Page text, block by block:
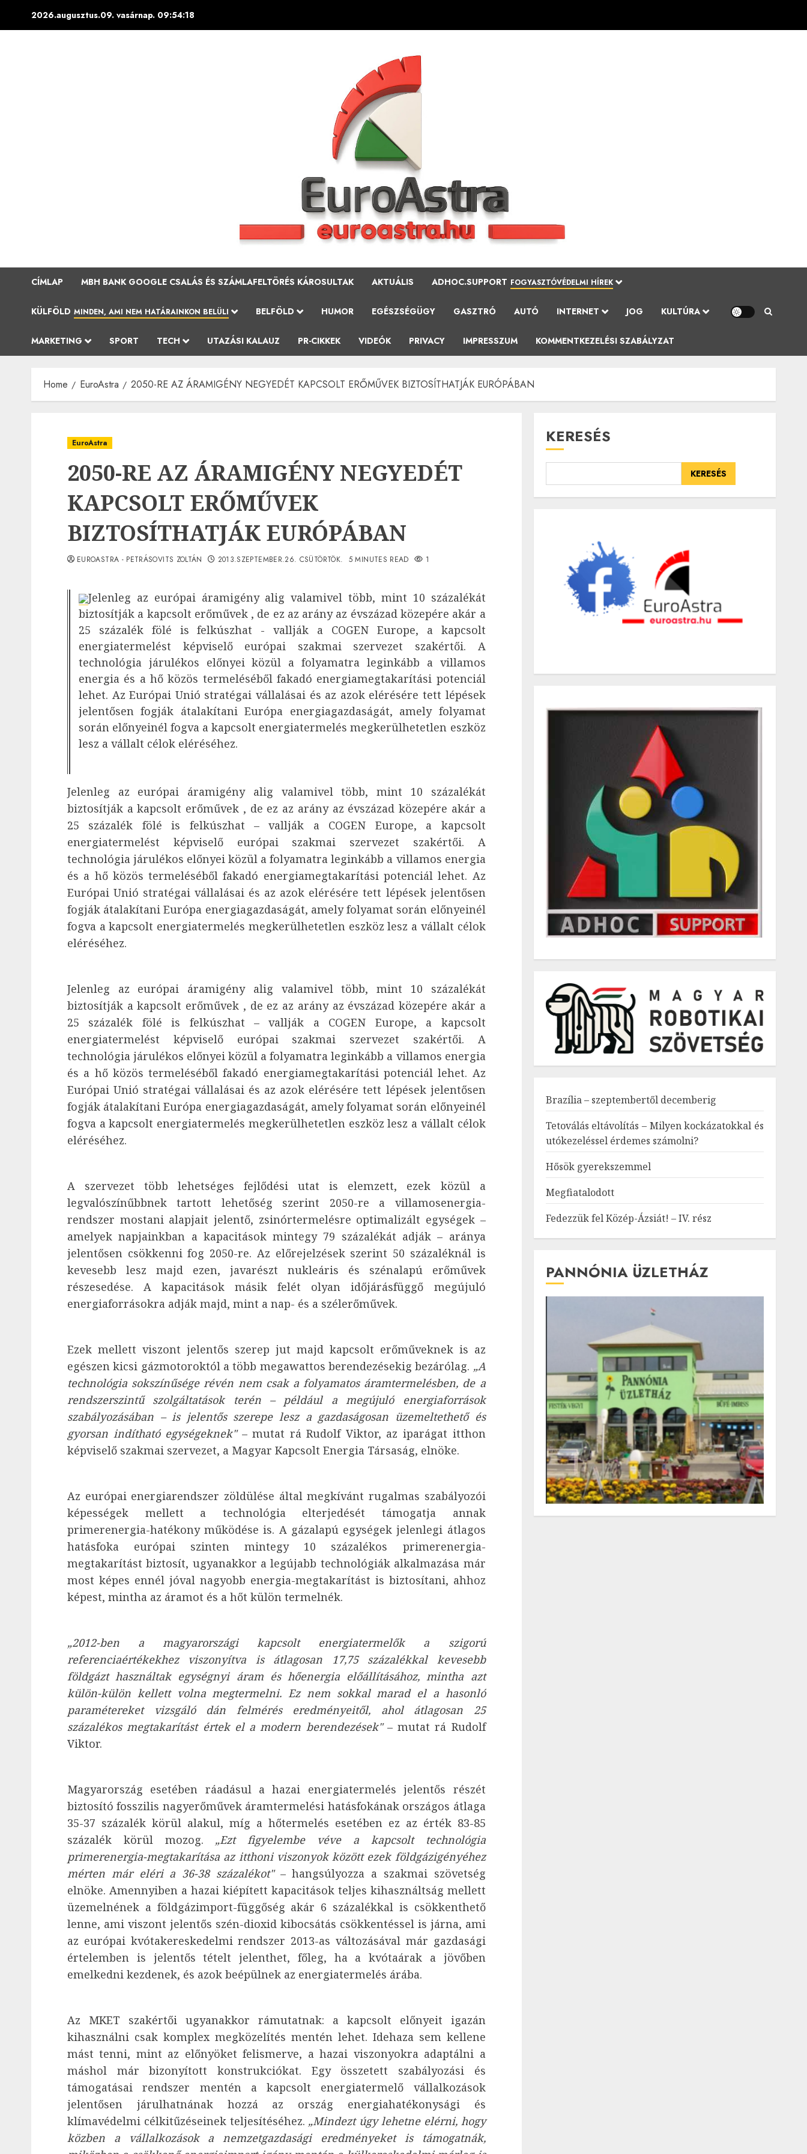
2026.augusztus.09. vasárnap. 09:54:19
CÍMLAP MBH BANK GOOGLE CSALÁS ÉS SZÁMLAFELTÖRÉS KÁROSULTAK AKTUÁLIS ADHOC.SUPPORT FOGYASZTÓVÉDELMI HÍREK
KÜLFÖLD MINDEN, AMI NEM HATÁRAINKON BELÜLI BELFÖLD HUMOR EGÉSZSÉGÜGY GASZTRÓ AUTÓ INTERNET JOG KULTÚRA
MARKETING SPORT TECH UTAZÁSI KALAUZ PR-CIKKEK VIDEÓK PRIVACY IMPRESSZUM KOMMENTKEZELÉSI SZABÁLYZAT
Home EuroAstra 2050-RE AZ ÁRAMIGÉNY NEGYEDÉT KAPCSOLT ERŐMŰVEK BIZTOSÍTHATJÁK EURÓPÁBAN
EuroAstra
2050-RE AZ ÁRAMIGÉNY NEGYEDÉT
KAPCSOLT ERŐMŰVEK
BIZTOSÍTHATJÁK EURÓPÁBAN
EUROASTRA - PETRÁSOVITS ZOLTÁN 2013.SZEPTEMBER.26. CSÜTÖRTÖK. 5 MINUTES READ 1
Jelenleg az európai áramigény alig valamivel több, mint 10 százalékát
biztosítják a kapcsolt erőművek , de ez az arány az évszázad közepére akár a
25 százalék fölé is felkúszhat - vallják a COGEN Europe, a kapcsolt
energiatermelést képviselő európai szakmai szervezet szakértői. A
technológia járulékos előnyei közül a folyamatra leginkább a villamos
energia és a hő közös termeléséből fakadó energiamegtakarítási potenciál
lehet. Az Európai Unió stratégai vállalásai és az azok elérésére tett lépések
jelentősen fogják átalakítani Európa energiagazdaságát, amely folyamat
során előnyeinél fogva a kapcsolt energiatermelés megkerülhetetlen eszköz
lesz a vállalt célok eléréséhez.
Jelenleg az európai áramigény alig valamivel több, mint 10 százalékát
biztosítják a kapcsolt erőművek , de ez az arány az évszázad közepére akár a
25 százalék fölé is felkúszhat – vallják a COGEN Europe, a kapcsolt
energiatermelést képviselő európai szakmai szervezet szakértői. A
technológia járulékos előnyei közül a folyamatra leginkább a villamos energia
és a hő közös termeléséből fakadó energiamegtakarítási potenciál lehet. Az
Európai Unió stratégai vállalásai és az azok elérésére tett lépések jelentősen
fogják átalakítani Európa energiagazdaságát, amely folyamat során előnyeinél
fogva a kapcsolt energiatermelés megkerülhetetlen eszköz lesz a vállalt célok
eléréséhez.
Jelenleg az európai áramigény alig valamivel több, mint 10 százalékát
biztosítják a kapcsolt erőművek , de ez az arány az évszázad közepére akár a
25 százalék fölé is felkúszhat – vallják a COGEN Europe, a kapcsolt
energiatermelést képviselő európai szakmai szervezet szakértői. A
technológia járulékos előnyei közül a folyamatra leginkább a villamos energia
és a hő közös termeléséből fakadó energiamegtakarítási potenciál lehet. Az
Európai Unió stratégai vállalásai és az azok elérésére tett lépések jelentősen
fogják átalakítani Európa energiagazdaságát, amely folyamat során előnyeinél
fogva a kapcsolt energiatermelés megkerülhetetlen eszköz lesz a vállalt célok
eléréséhez.
A szervezet több lehetséges fejlődési utat is elemzett, ezek közül a
legvalószínűbbnek tartott lehetőség szerint 2050-re a villamosenergia-
rendszer mostani alapjait jelentő, zsinórtermelésre optimalizált egységek –
amelyek napjainkban a kapacitások mintegy 79 százalékát adják – aránya
jelentősen csökkenni fog 2050-re. Az előrejelzések szerint 50 százaléknál is
kevesebb lesz majd ezen, javarészt nukleáris és szénalapú erőművek
részesedése. A kapacitások másik felét olyan időjárásfüggő megújuló
energiaforrásokra adják majd, mint a nap- és a szélerőművek.
Ezek mellett viszont jelentős szerep jut majd kapcsolt erőműveknek is az
egészen kicsi gázmotoroktól a több megawattos berendezésekig bezárólag. „A
technológia sokszínűsége révén nem csak a folyamatos áramtermelésben, de a
rendszerszintű szolgáltatások terén – például a megújuló energiaforrások
szabályozásában – is jelentős szerepe lesz a gazdaságosan üzemeltethető és
gyorsan indítható egységeknek"– mutat rá Rudolf Viktor, az iparágat itthon
képviselő szakmai szervezet, a Magyar Kapcsolt Energia Társaság, elnöke.
Az európai energiarendszer zöldülése által megkívánt rugalmas szabályozói
képességek mellett a technológia elterjedését támogatja annak
primerenergia-hatékony működése is. A gázalapú egységek jelenlegi átlagos
hatásfoka európai szinten mintegy 10 százalékos primerenergia-
megtakarítást biztosít, ugyanakkor a legújabb technológiák alkalmazása már
most képes ennél jóval nagyobb energia-megtakarítást is biztosítani, ahhoz
képest, mintha az áramot és a hőt külön termelnék.
„2012-ben a magyarországi kapcsolt energiatermelők a szigorú
referenciaértékekhez viszonyítva is átlagosan 17,75 százalékkal kevesebb
földgázt használtak egységnyi áram és hőenergia előállításához, mintha azt
külön-külön kellett volna megtermelni. Ez nem sokkal marad el a hasonló
paramétereket vizsgáló dán felmérés eredményeitől, ahol átlagosan 25
százalékos megtakarítást értek el a modern berendezések"– mutat rá Rudolf
Viktor.
Magyarország esetében ráadásul a hazai energiatermelés jelentős részét
biztosító fosszilis nagyerőművek áramtermelési hatásfokának országos átlaga
35-37 százalék körül alakul, míg a hőtermelés esetében ez az érték 83-85
százalék körül mozog. „Ezt figyelembe véve a kapcsolt technológia
primerenergia-megtakarítása az itthoni viszonyok között ezek földgázigényéhez
mérten már eléri a 36-38 százalékot"– hangsúlyozza a szakmai szövetség
elnöke. Amennyiben a hazai kiépített kapacitások teljes kihasználtság mellett
üzemelnének a földgázimport-függőség akár 6 százalékkal is csökkenthető
lenne, ami viszont jelentős szén-dioxid kibocsátás csökkentéssel is járna, ami
az európai kvótakereskedelmi rendszer 2013-as változásával már gazdasági
értelemben is jelentős tételt jelenthet, főleg, ha a kvótaárak a jövőben
emelkedni kezdenek, és azok beépülnek az energiatermelés árába.
Az MKET szakértői ugyanakkor rámutatnak: a kapcsolt előnyeit igazán
kihasználni csak komplex megközelítés mentén lehet. Idehaza sem kellene
mást tenni, mint az előnyöket felismerve, a hazai viszonyokra adaptálni a
máshol már bizonyított konstrukciókat. Egy összetett szabályozási és
támogatásai rendszer mentén a kapcsolt energiatermelő vállalkozások
jelentősen járulhatnának hozzá az ország energiahatékonysági és
klímavédelmi célkitűzéseinek teljesítéséhez. „Mindezt úgy lehetne elérni, hogy
közben a vállalkozások a nemzetgazdasági eredményeket is támogatnák,
KERESÉS
KERESÉS
Brazília – szeptembertől decemberig
Tetoválás eltávolítás – Milyen kockázatokkal és
utókezeléssel érdemes számolni?
Hősök gyerekszemmel
Megfiatalodott
Fedezzük fel Közép-Ázsiát! – IV. rész
PANNÓNIA ÜZLETHÁZ